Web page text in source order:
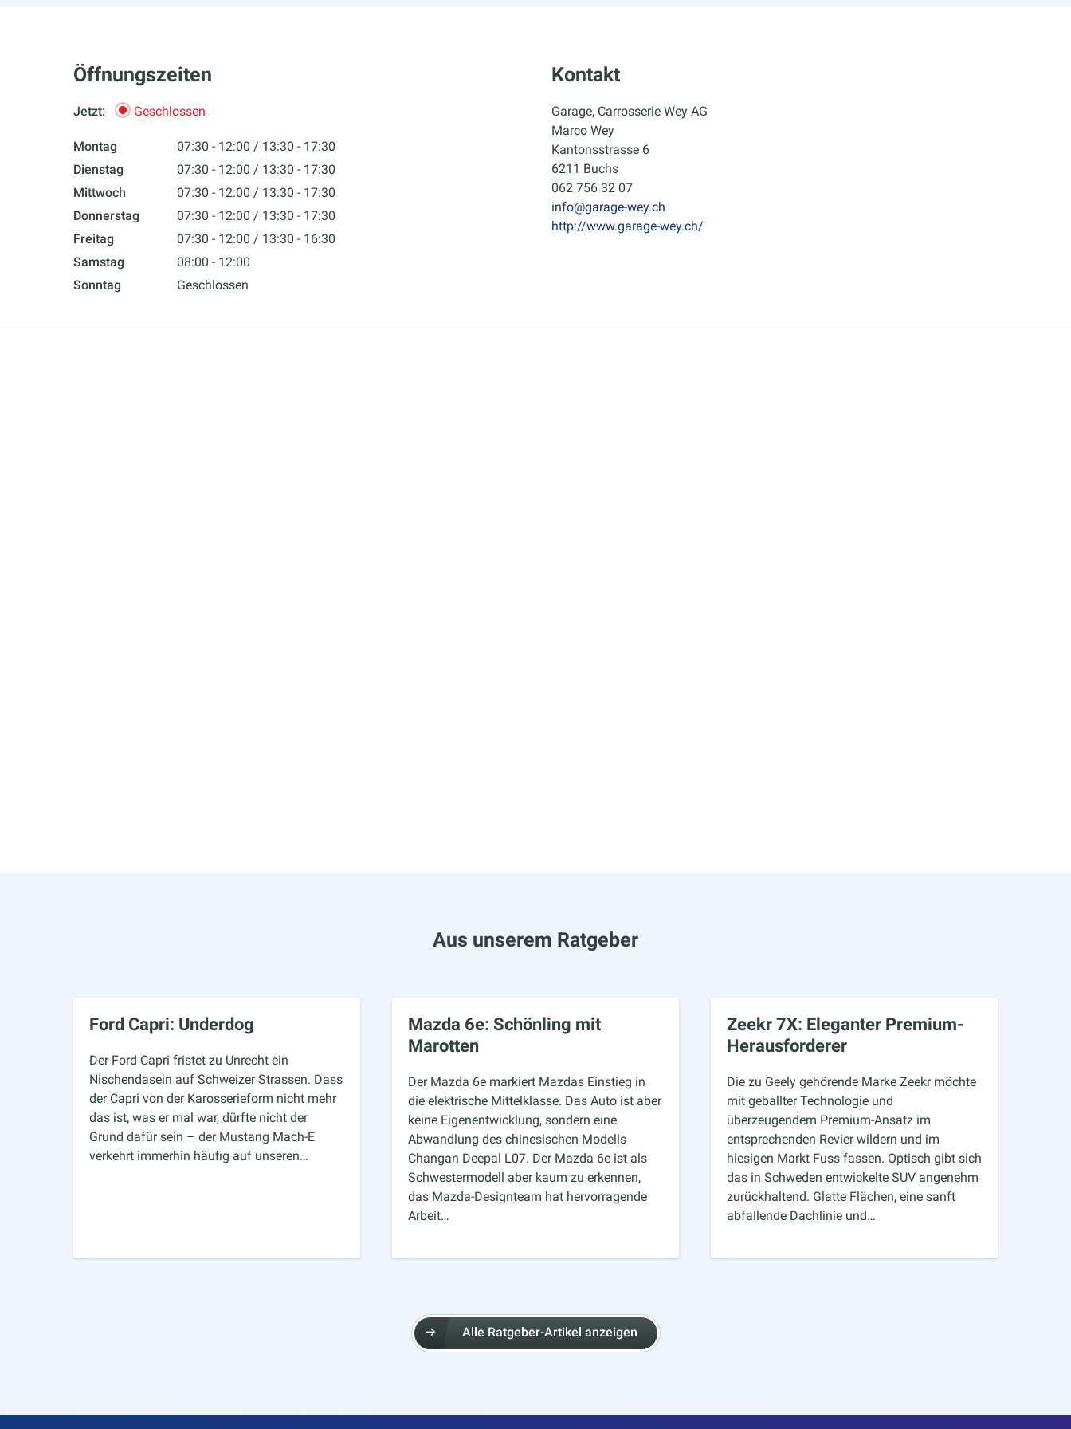
Öffnungszeiten
Jetzt: Geschlossen
Montag 07:30 - 12:00
13:30 - 17:30
Dienstag
07:30 - 12:00
13:30 - 17:30
Mittwoch
07:30 - 12:00
13:30 - 17:30
Donnerstag
07:30 - 12:00
13:30 - 17:30
Freitag
07:30 - 12:00
13:30 - 16:30
Samstag
08:00 - 12:00
Sonntag
Geschlossen
Kontakt
Garage, Carrosserie Wey AG
Marco Wey
Kantonsstrasse 6
6211 Buchs
062 756 32 07
info@garage-wey.ch
http://www.garage-wey.ch/
Aus unserem Ratgeber
Ford Capri: Underdog
Der Ford Capri fristet zu Unrecht ein
Nischendasein auf Schweizer Strassen. Dass
der Capri von der Karosserieform nicht mehr
das ist, was er mal war, dürfte nicht der
Grund dafür sein – der Mustang Mach-E
verkehrt immerhin häufig auf unseren…
Mazda 6e: Schönling mit
Marotten
Der Mazda 6e markiert Mazdas Einstieg in
die elektrische Mittelklasse. Das Auto ist aber
keine Eigenentwicklung, sondern eine
Abwandlung des chinesischen Modells
Changan Deepal L07. Der Mazda 6e ist als
Schwestermodell aber kaum zu erkennen,
das Mazda-Designteam hat hervorragende
Arbeit…
Zeekr 7X: Eleganter Premium-
Herausforderer
Die zu Geely gehörende Marke Zeekr möchte
mit geballter Technologie und
überzeugendem Premium-Ansatz im
entsprechenden Revier wildern und im
hiesigen Markt Fuss fassen. Optisch gibt sich
das in Schweden entwickelte SUV angenehm
zurückhaltend. Glatte Flächen, eine sanft
abfallende Dachlinie und…
Alle Ratgeber-Artikel anzeigen